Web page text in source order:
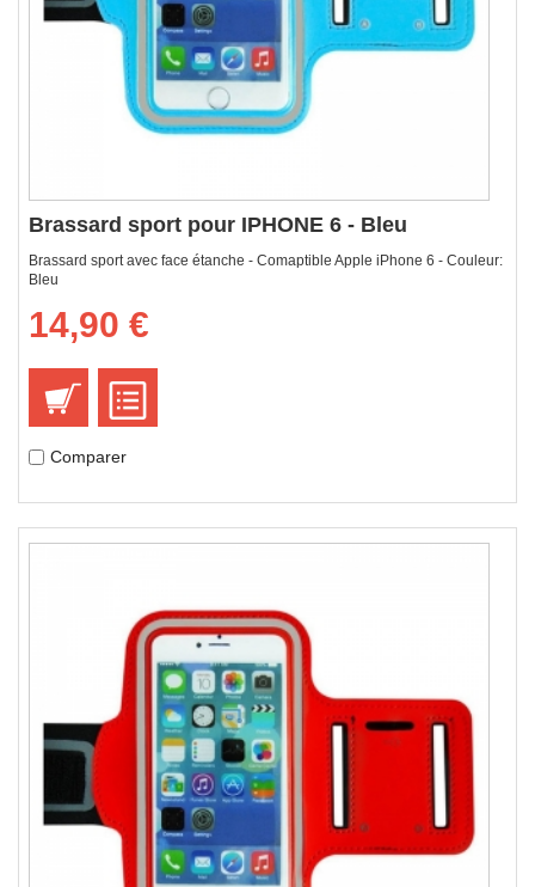
Brassard sport pour IPHONE 6 - Bleu
Brassard sport avec face étanche - Comaptible Apple iPhone 6 - Couleur:
Bleu
14,90 €
Comparer